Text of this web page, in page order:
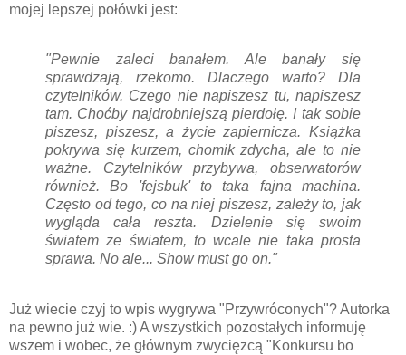
mojej lepszej połówki jest:
"Pewnie zaleci banałem. Ale banały się
sprawdzają, rzekomo. Dlaczego warto? Dla
czytelników. Czego nie napiszesz tu, napiszesz
tam. Choćby najdrobniejszą pierdołę. I tak sobie
piszesz, piszesz, a życie zapiernicza. Książka
pokrywa się kurzem, chomik zdycha, ale to nie
ważne. Czytelników przybywa, obserwatorów
również. Bo 'fejsbuk' to taka fajna machina.
Często od tego, co na niej piszesz, zależy to, jak
wygląda cała reszta. Dzielenie się swoim
światem ze światem, to wcale nie taka prosta
sprawa. No ale... Show must go on."
Już wiecie czyj to wpis wygrywa "Przywróconych"? Autorka
na pewno już wie. :) A wszystkich pozostałych informuję
wszem i wobec, że głównym zwycięzcą "Konkursu bo